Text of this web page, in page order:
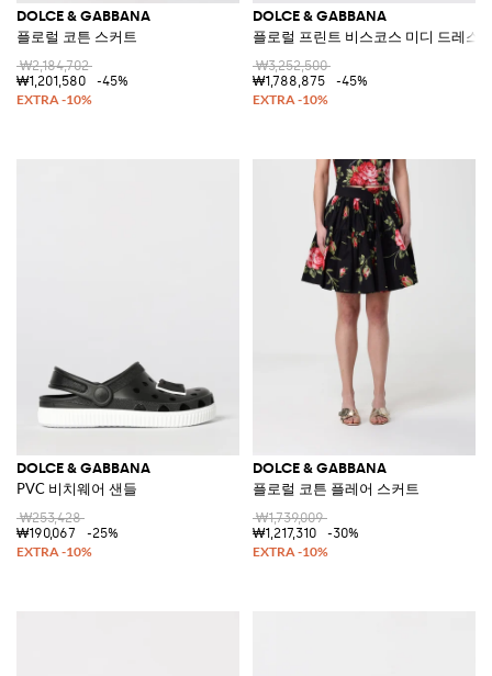
DOLCE & GABBANA
플로럴 코튼 스커트
₩2,184,702
₩1,201,580
-45%
DOLCE & GABBANA
플로럴 프린트 비스코스 미디 드레스
₩3,252,500
₩1,788,875
-45%
DOLCE & GABBANA
PVC 비치웨어 샌들
₩253,428
₩190,067
-25%
DOLCE & GABBANA
플로럴 코튼 플레어 스커트
₩1,739,009
₩1,217,310
-30%